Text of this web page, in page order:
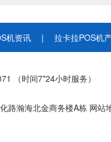
机资讯 | 拉卡拉POS机
（时间7*24小时服务）
路瀚海北金商务楼A栋 网站